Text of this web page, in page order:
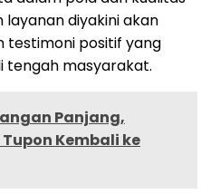
diyakini akan
testimoni positif yang
tengah masyarakat.
Panjang,
Kembali ke